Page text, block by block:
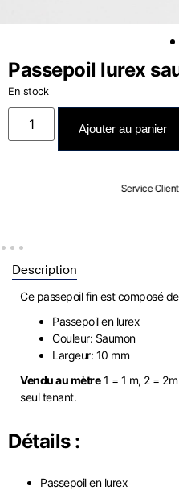
Passepoil lurex
En stock
Ajouter au panier
Description
Ce passepoil fin est composé
Passepoil en lurex
Couleur: Saumon
Largeur: 10 mm
Vendu au mètre1 = 1 m, 2 =
seul tenant.
Détails :
Passepoil en lurex